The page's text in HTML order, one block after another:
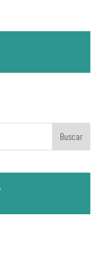
Buscar